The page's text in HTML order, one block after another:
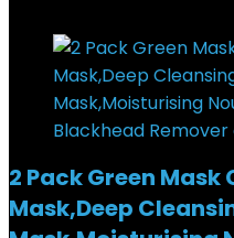
2 Pack Green
Mask,Deep